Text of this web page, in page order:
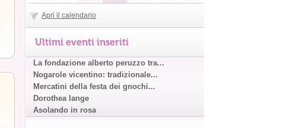
Apri il calendario
Ultimi eventi inseriti
La fondazione alberto peruzzo tra...
Nogarole vicentino: tradizionale...
Mercatini della festa dei gnochi...
Dorothea lange
Asolando in rosa